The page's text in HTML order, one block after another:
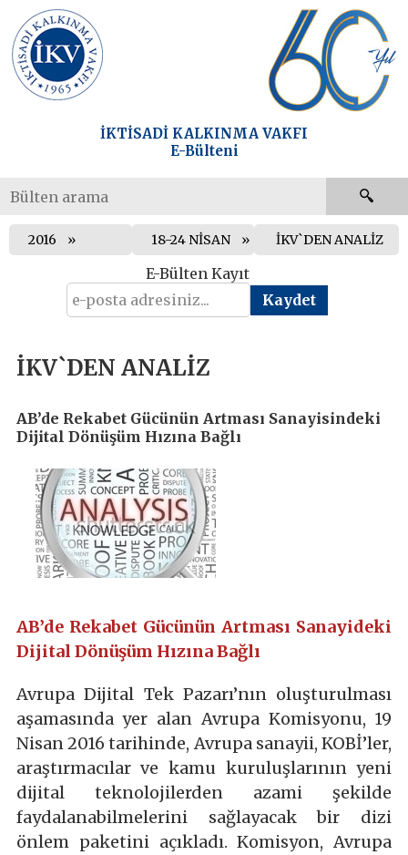
İKTİSADİ KALKINMA VAKFI
E-Bülteni
2016 18-24 NİSAN İKV`DEN ANALİZ
E-Bülten Kayıt
İKV`DEN ANALİZ
AB’de Rekabet Gücünün Artması Sanayisindeki
Dijital Dönüşüm Hızına Bağlı
AB’de Rekabet Gücünün Artması Sanayideki
Dijital Dönüşüm Hızına Bağlı
Avrupa Dijital Tek Pazarı’nın oluşturulması
aşamasında yer alan Avrupa Komisyonu, 19
Nisan 2016 tarihinde, Avrupa sanayii, KOBİ’ler,
araştırmacılar ve kamu kuruluşlarının yeni
dijital teknolojilerden azami şekilde
faydalanabilmelerini sağlayacak bir dizi
önlem paketini açıkladı. Komisyon, Avrupa